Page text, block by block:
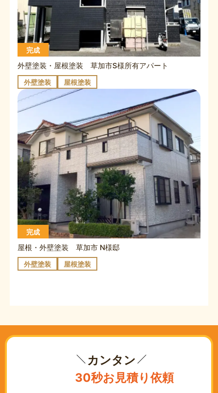
完成
外壁塗装・屋根塗装 草加市S様所有アパート
外壁塗装 屋根塗装
完成
屋根・外壁塗装 草加市 N様邸
外壁塗装 屋根塗装
カンタン
30秒お見積り依頼